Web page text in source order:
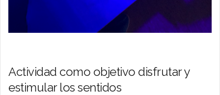
Actividad como objetivo disfrutar y
estimular los sentidos